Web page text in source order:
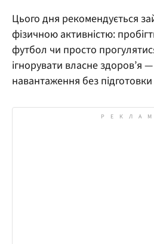
Цього дня рекомендується
фізичною активністю:
футбол чи просто
ігнорувати власне здоров’я
навантаження без